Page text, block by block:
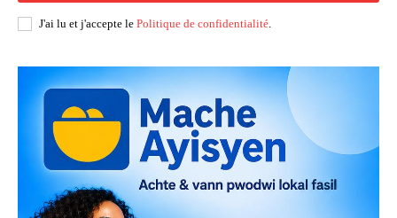
J'ai lu et j'accepte le Politique de confidentialité